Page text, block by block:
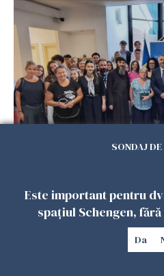
intervenții în doar 24
26 IULIE 2026
SONDAJ
Este important pentru
spațiul Schengen,
Da